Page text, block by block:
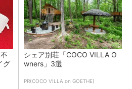
グ
シェア別荘「COCO VILLA O
wners」3選
PR(COCO VILLA on GOETHE)